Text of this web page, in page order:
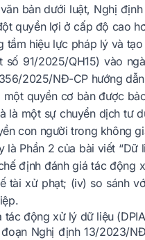
bản dưới luật, Nghị
quyền lợi ở cấp độ cao
tầm hiệu lực pháp lý và
số 91/2025/QH15) vào
2025/NĐ-CP hướng
một quyền cơ bản được
là một sự chuyển dịch tư
con người trong không
là Phần 2 của bài viết
định đánh giá tác động
tài xử phạt; (iv) so sánh
tác động xử lý dữ liệu
Nghị định 13/2023/